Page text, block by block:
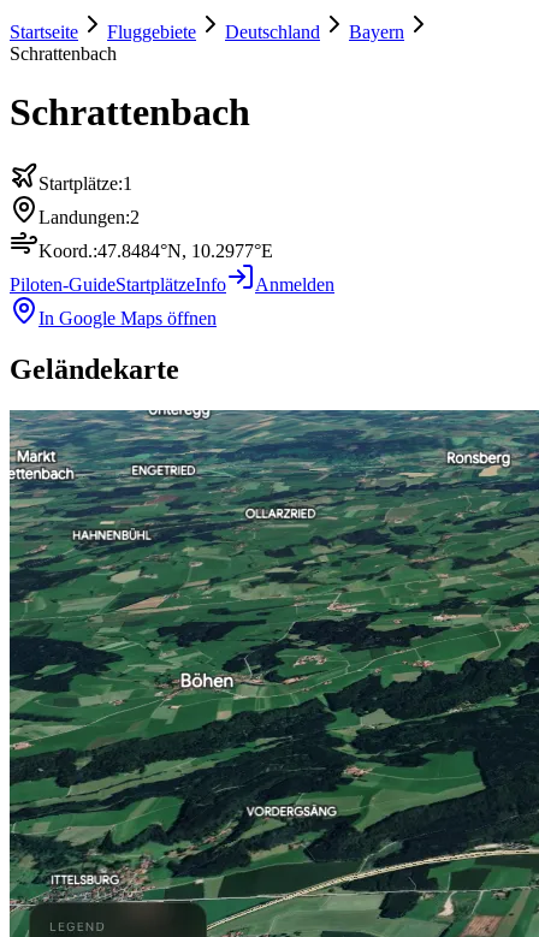
Startseite Fluggebiete Deutschland
Bayern
Schrattenbach
Schrattenbach
Startplätze:1
Landungen:2
Koord.:47.8484°N, 10.2977°E
Piloten-GuideStartplätzeInfo
Anmelden
In Google Maps öffnen
Geländekarte